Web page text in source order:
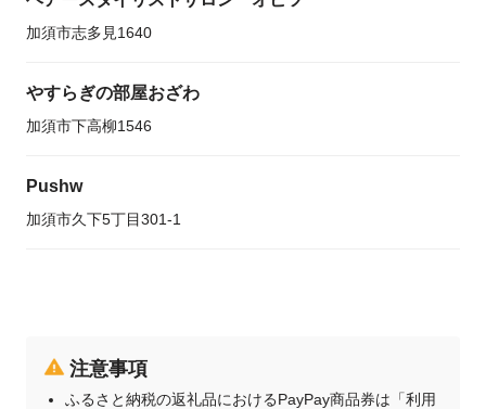
加須市志多見1640
やすらぎの部屋おざわ
加須市下高柳1546
Pushw
加須市久下5丁目301-1
注意事項
ふるさと納税の返礼品におけるPayPay商品券は「利用